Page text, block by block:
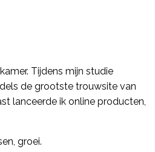
Tijdens mijn studie
de grootste trouwsite van
lanceerde ik online producten,
groei.